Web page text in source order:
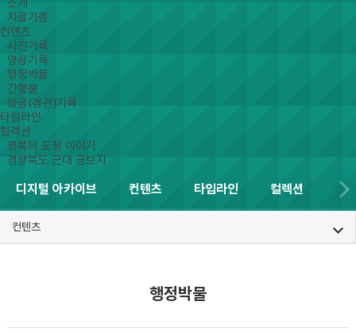
소개
자료기증
컨텐츠
사진기록
영상기록
행정박물
간행물
항공(경관)기록
타임라인
컬렉션
경북의 도정 이야기
경상북도 근대 공보지
디지털 아카이브 컨텐츠 타임라인 컬렉션
컨텐츠
행정박물